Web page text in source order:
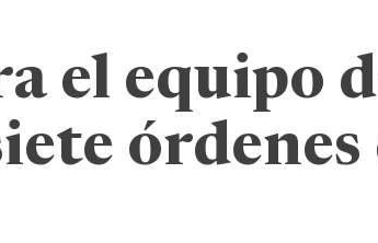
el equipo